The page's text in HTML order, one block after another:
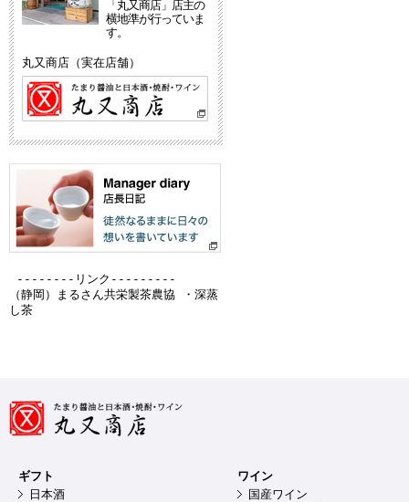
「丸又商店」店主の
横地準が行っていま
す。
丸又商店（実在店舗）
--------リンク---------
（静岡）
まるさん共栄製茶農協 ・深蒸
し茶
ギフト
日本酒
ワイン
国産ワイン